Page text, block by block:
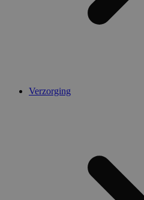
Verzorging